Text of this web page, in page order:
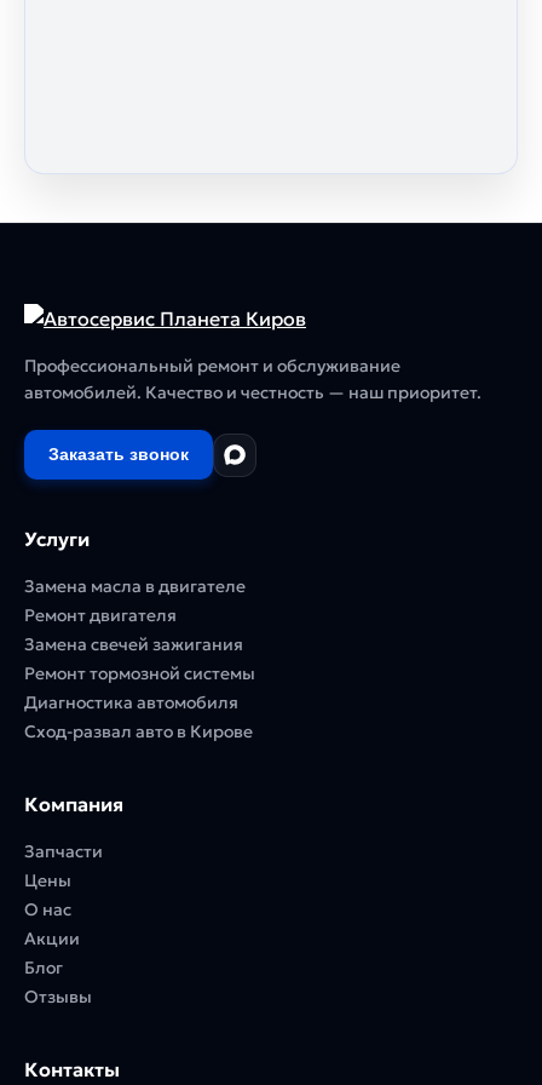
Профессиональный ремонт и обслуживание
автомобилей. Качество и честность — наш приоритет.
Заказать звонок
Услуги
Замена масла в двигателе
Ремонт двигателя
Замена свечей зажигания
Ремонт тормозной системы
Диагностика автомобиля
Сход-развал авто в Кирове
Компания
Запчасти
Цены
О нас
Акции
Блог
Отзывы
Контакты